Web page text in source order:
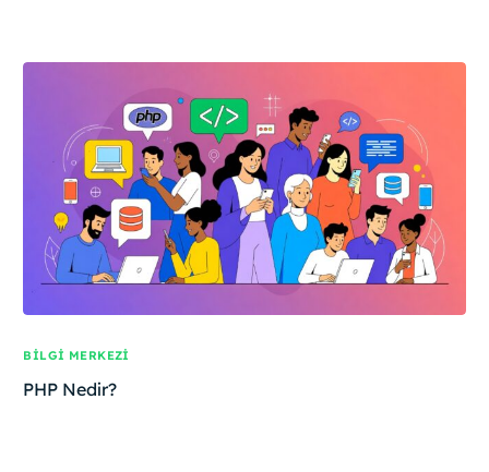
BILGI MERKEZI
PHP Nedir?